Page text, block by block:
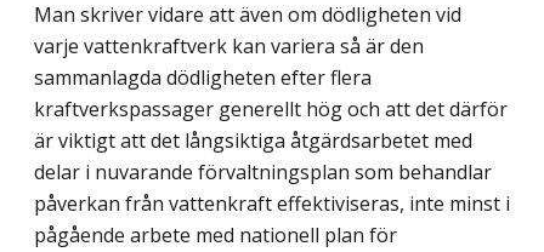
Man skriver vidare att även om dödligheten vid
varje vattenkraftverk kan variera så är den
sammanlagda dödligheten efter flera
kraftverkspassager generellt hög och att det därför
är viktigt att det långsiktiga åtgärdsarbetet med
delar i nuvarande förvaltnings­plan som behandlar
påverkan från vattenkraft effektiviseras, inte minst i
pågående arbete med nationell plan för